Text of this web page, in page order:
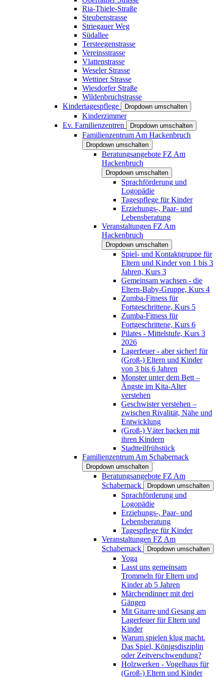
Ria-Thiele-Straße
Steubenstrasse
Striegauer Weg
Südallee
Tersteegenstrasse
Vereinsstrasse
Vlattenstrasse
Weseler Strasse
Wettiner Strasse
Wiesdorfer Straße
Wildenbruchstrasse
Kindertagespflege
Dropdown umschalten
Kinderzimmer
Ev. Familienzentren
Dropdown umschalten
Familienzentrum Am Hackenbruch
Dropdown umschalten
Beratungsangebote FZ Am
Hackenbruch
Dropdown umschalten
Sprachförderung und
Logopädie
Tagespflege für Kinder
Erziehungs-, Paar- und
Lebensberatung
Veranstaltungen FZ Am
Hackenbruch
Dropdown umschalten
Spiel- und Kontaktgruppe für
Eltern und Kinder von 1 bis 3
Jahren, Kurs 3
Gemeinsam wachsen - die
Eltern-Baby-Gruppe, Kurs 4
Zumba-Fitness für
Fortgeschrittene, Kurs 5
Zumba-Fitness für
Fortgeschrittene, Kurs 6
Pilates - Mittelstufe, Kurs 3
2026
Lagerfeuer - aber sicher! für
(Groß-) Eltern und Kinder
von 3 bis 6 Jahren
Monster unter dem Bett –
Ängste im Kita-Alter
verstehen
Geschwister verstehen –
zwischen Rivalität, Nähe und
Entwicklung
(Groß-) Väter backen mit
ihren Kindern
Stadtteilfrühstück
Familienzentrum Am Schabernack
Dropdown umschalten
Beratungsangebote FZ Am
Schabernack
Dropdown umschalten
Sprachförderung und
Logopädie
Erziehungs-, Paar- und
Lebensberatung
Tagespflege für Kinder
Veranstaltungen FZ Am
Schabernack
Dropdown umschalten
Yoga
Lasst uns gemeinsam
Trommeln für Eltern und
Kinder ab 5 Jahren
Märchendinner mit drei
Gängen
Mit Gitarre und Gesang am
Lagerfeuer für Eltern und
Kinder
Warum spielen klug macht.
Das Spiel, Königsdisziplin
oder Zeitverschwendung?
Holzwerken - Vogelhaus für
(Groß-) Eltern und Kinder